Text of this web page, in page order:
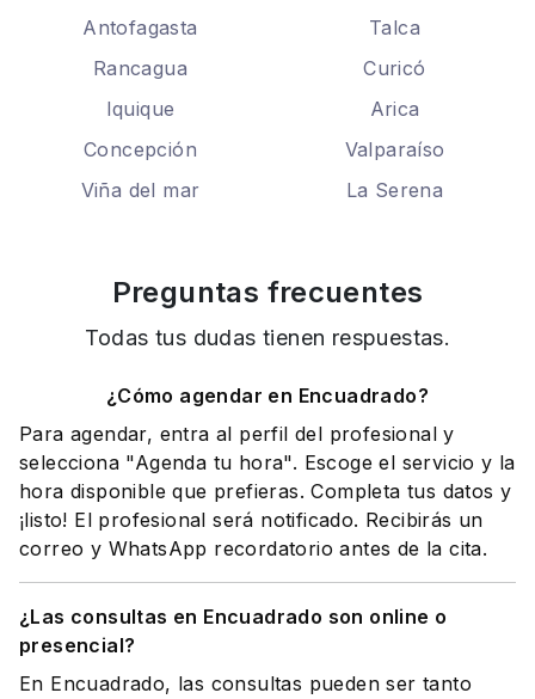
Antofagasta
Talca
Rancagua
Curicó
Iquique
Arica
Concepción
Valparaíso
Viña del mar
La Serena
Preguntas frecuentes
Todas tus dudas tienen respuestas.
¿Cómo agendar en Encuadrado?
Para agendar, entra al perfil del profesional y
selecciona "Agenda tu hora". Escoge el servicio y la
hora disponible que prefieras. Completa tus datos y
¡listo! El profesional será notificado. Recibirás un
correo y WhatsApp recordatorio antes de la cita.
¿Las consultas en Encuadrado son online o
presencial?
En Encuadrado, las consultas pueden ser tanto